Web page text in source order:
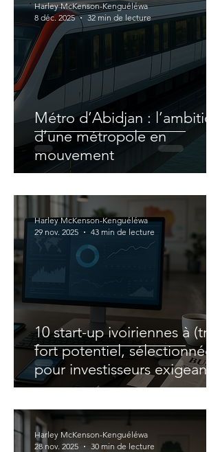
Métro d’Abidjan : l’ambition
d’une métropole en
mouvement
Harley McKenson-Kenguéléwa
8 déc. 2025
32 min de lecture
10 start-up ivoiriennes à (très)
fort potentiel, sélectionnées
pour investisseurs exigeants
Harley McKenson-Kenguéléwa
29 nov. 2025
43 min de lecture
Harley McKenson-Kenguéléwa
28 nov. 2025
30 min de lecture